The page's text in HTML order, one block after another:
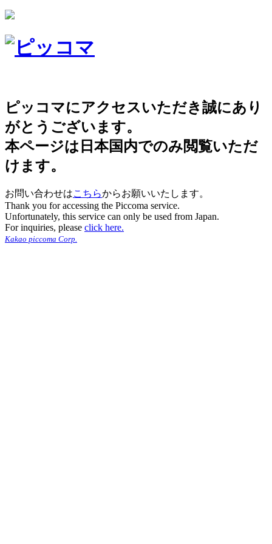
ピッコマにアクセスいただき誠にあり
がとうございます。
本ページは日本国内でのみ閲覧いただ
けます。
お問い合わせはこちらからお願いいたします。
Thank you for accessing the Piccoma service.
Unfortunately, this service can only be used from Japan.
For inquiries, please click here.
Kakao piccoma Corp.